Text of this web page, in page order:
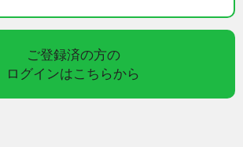
ご登録済の方の
ログインはこちらから